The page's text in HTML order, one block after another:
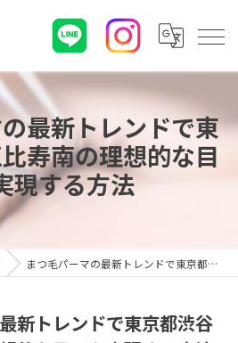
最新トレンドで東
寿南の理想的な目
現する方法
まつ毛パーマの最新トレンドで東京都渋谷区恵比寿南の理想的な目元を実現する方法
新トレンドで東京都渋谷